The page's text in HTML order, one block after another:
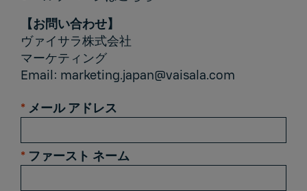
【お問い合わせ】
ヴァイサラ株式会社
マーケティング
Email: marketing.japan@vaisala.com
* メール アドレス
* ファースト ネーム